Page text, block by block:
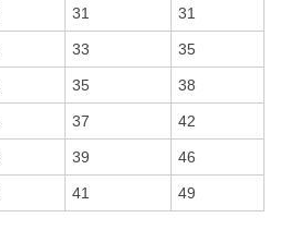
31 31
33 35
35 38
37 42
39 46
41 49